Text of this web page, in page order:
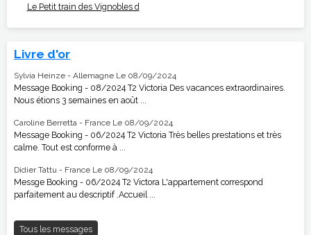
Le Petit train des Vignobles d
Livre d'or
Sylvia Heinze - Allemagne Le 08/09/2024
Message Booking - 08/2024 T2 Victoria Des vacances extraordinaires.
Nous étions 3 semaines en août ...
Caroline Berretta - France Le 08/09/2024
Message Booking - 06/2024 T2 Victoria Très belles prestations et très
calme. Tout est conforme à ...
Didier Tattu - France Le 08/09/2024
Messge Booking - 06/2024 T2 Victora L'appartement correspond
parfaitement au descriptif .Accueil ...
Tous les messages